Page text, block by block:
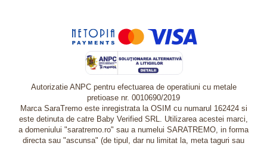
Autorizatie ANPC pentru efectuarea de operatiuni cu metale
pretioase nr. 0010690/2019
Marca SaraTremo este inregistrata la OSIM cu numarul 162424 si
este detinuta de catre Baby Verified SRL. Utilizarea acestei marci,
a domeniului "saratremo.ro" sau a numelui SARATREMO, in forma
directa sau "ascunsa" (de tipul, dar nu limitat la, meta taguri sau